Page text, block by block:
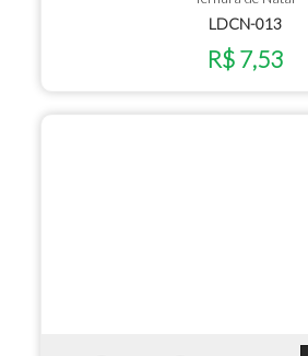
LDCN-013
R$ 7,53